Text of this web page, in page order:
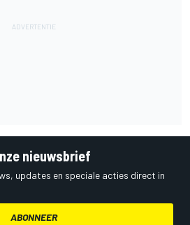
nieuwsbrief
updates en speciale acties direct in
ABONNEER